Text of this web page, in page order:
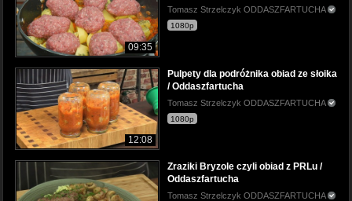
09:35
Tomasz Strzelczyk ODDASZFARTUCHA
1080p
12:08
Pulpety dla podróżnika obiad ze słoika
/ Oddaszfartucha
Tomasz Strzelczyk ODDASZFARTUCHA
1080p
Zraziki Bryzole czyli obiad z PRLu /
Oddaszfartucha
Tomasz Strzelczyk ODDASZFARTUCHA